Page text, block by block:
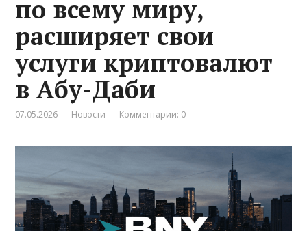
по всему миру,
расширяет свои
услуги криптовалют
в Абу-Даби
07.05.2026 Новости Комментарии: 0